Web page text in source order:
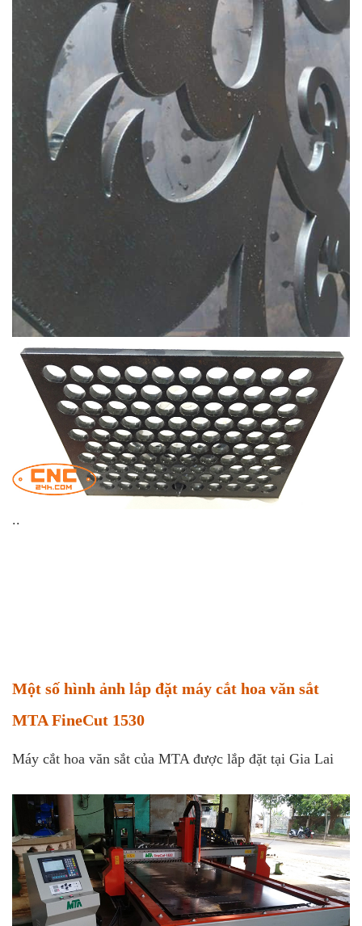
..
Một số hình ảnh lắp đặt máy cắt hoa văn sắt
MTA FineCut 1530
Máy cắt hoa văn sắt của MTA được lắp đặt tại Gia Lai